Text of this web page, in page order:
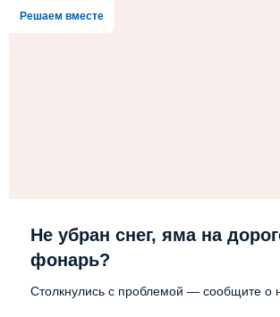
Решаем вместе
Не убран снег, яма на
фонарь?
Столкнулись с проблемой — сообщите о